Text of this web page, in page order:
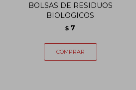
BOLSAS DE RESIDUOS
BIOLOGICOS
$ 7